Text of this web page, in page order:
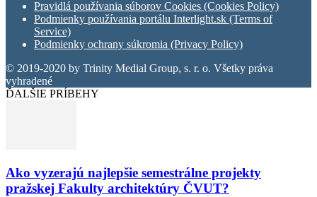
Pravidlá používania súborov Cookies (Cookies Policy)
Podmienky používania portálu Interlight.sk (Terms of
Service)
Podmienky ochrany súkromia (Privacy Policy)
© 2019-2020 by Trinity Medial Group, s. r. o. Všetky práva
vyhradené
ĎALŠIE PRÍBEHY
Ako vyzerajú najlepšie semestrálne projekty
pražskej Fakulty architektúry ČVUT?